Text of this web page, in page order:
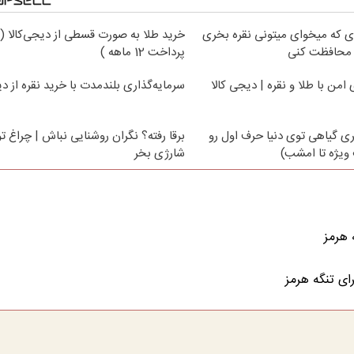
که میخوای میتونی نقره بخری
محافظت کنی
خرید طلا به صورت قسطی از دیجی‌کالا (
پرداخت 12 ماهه )
امن با طلا و نقره | دیجی کالا سرمایه‌گذاری بلندمدت با خرید نقره از
گیاهی توی دنیا حرف اول رو
ویژه تا امشب)
برقا رفته؟ نگران روشنایی نباش | چراغ
شارژی بخر